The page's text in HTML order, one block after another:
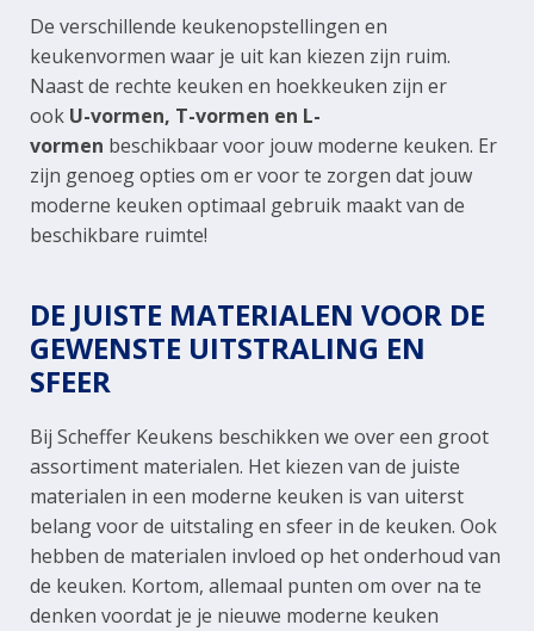
De verschillende keukenopstellingen en
keukenvormen waar je uit kan kiezen zijn ruim.
Naast de rechte keuken en hoekkeuken zijn er
ook U-vormen, T-vormen en L-
vormen beschikbaar voor jouw moderne keuken. Er
zijn genoeg opties om er voor te zorgen dat jouw
moderne keuken optimaal gebruik maakt van de
beschikbare ruimte!
DE JUISTE MATERIALEN VOOR DE
GEWENSTE UITSTRALING EN
SFEER
Bij Scheffer Keukens beschikken we over een groot
assortiment materialen. Het kiezen van de juiste
materialen in een moderne keuken is van uiterst
belang voor de uitstaling en sfeer in de keuken. Ook
hebben de materialen invloed op het onderhoud van
de keuken. Kortom, allemaal punten om over na te
denken voordat je je nieuwe moderne keuken